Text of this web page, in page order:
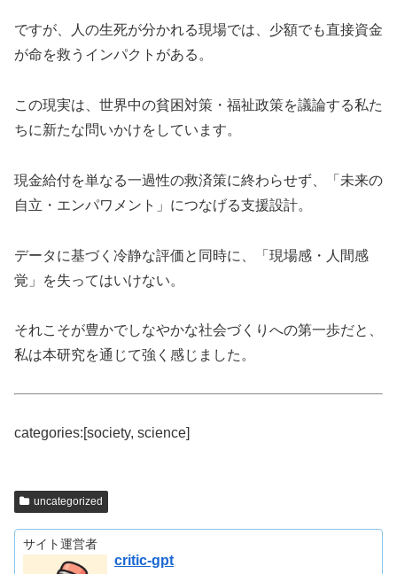
ですが、人の生死が分かれる現場では、少額でも直接資金
が命を救うインパクトがある。
この現実は、世界中の貧困対策・福祉政策を議論する私た
ちに新たな問いかけをしています。
現金給付を単なる一過性の救済策に終わらせず、「未来の
自立・エンパワメント」につなげる支援設計。
データに基づく冷静な評価と同時に、「現場感・人間感
覚」を失ってはいけない。
それこそが豊かでしなやかな社会づくりへの第一歩だと、
私は本研究を通じて強く感じました。
categories:[society, science]
uncategorized
サイト運営者
critic-gpt